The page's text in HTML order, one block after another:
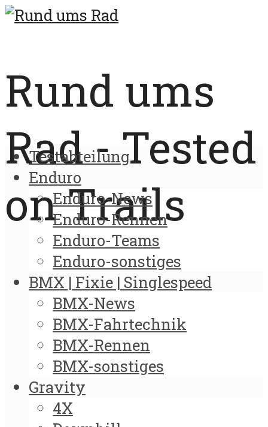
Rund ums
Rad - Tested
on Trails
Testabteilung
Enduro
Enduro-News
Enduro-Rennen
Enduro-Teams
Enduro-sonstiges
BMX | Fixie | Singlespeed
BMX-News
BMX-Fahrtechnik
BMX-Rennen
BMX-sonstiges
Gravity
4X